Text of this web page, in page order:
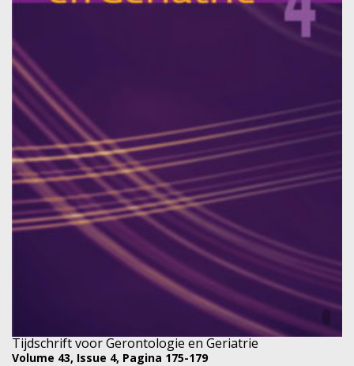
Tijdschrift voor Gerontologie en Geriatrie
Volume 43, Issue 4, Pagina 175-179